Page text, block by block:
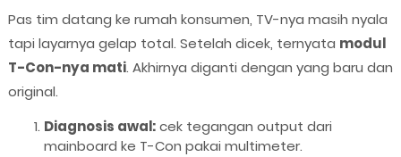
Pas tim datang ke rumah konsumen, TV-nya masih nyala
tapi layarnya gelap total. Setelah dicek, ternyata modul
T-Con-nya mati. Akhirnya diganti dengan yang baru dan
original.
Diagnosis awal:cek tegangan output dari
mainboard ke T-Con pakai multimeter.